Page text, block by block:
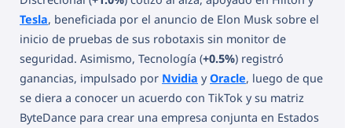
Tesla, beneficiada por el anuncio de Elon Musk sobre el
inicio de pruebas de sus robotaxis sin monitor de
seguridad. Asimismo, Tecnología (+0.5%) registró
ganancias, impulsado por Nvidia yOracle, luego de que
se diera a conocer un acuerdo con TikTok y su matriz
ByteDance para crear una empresa conjunta en Estados